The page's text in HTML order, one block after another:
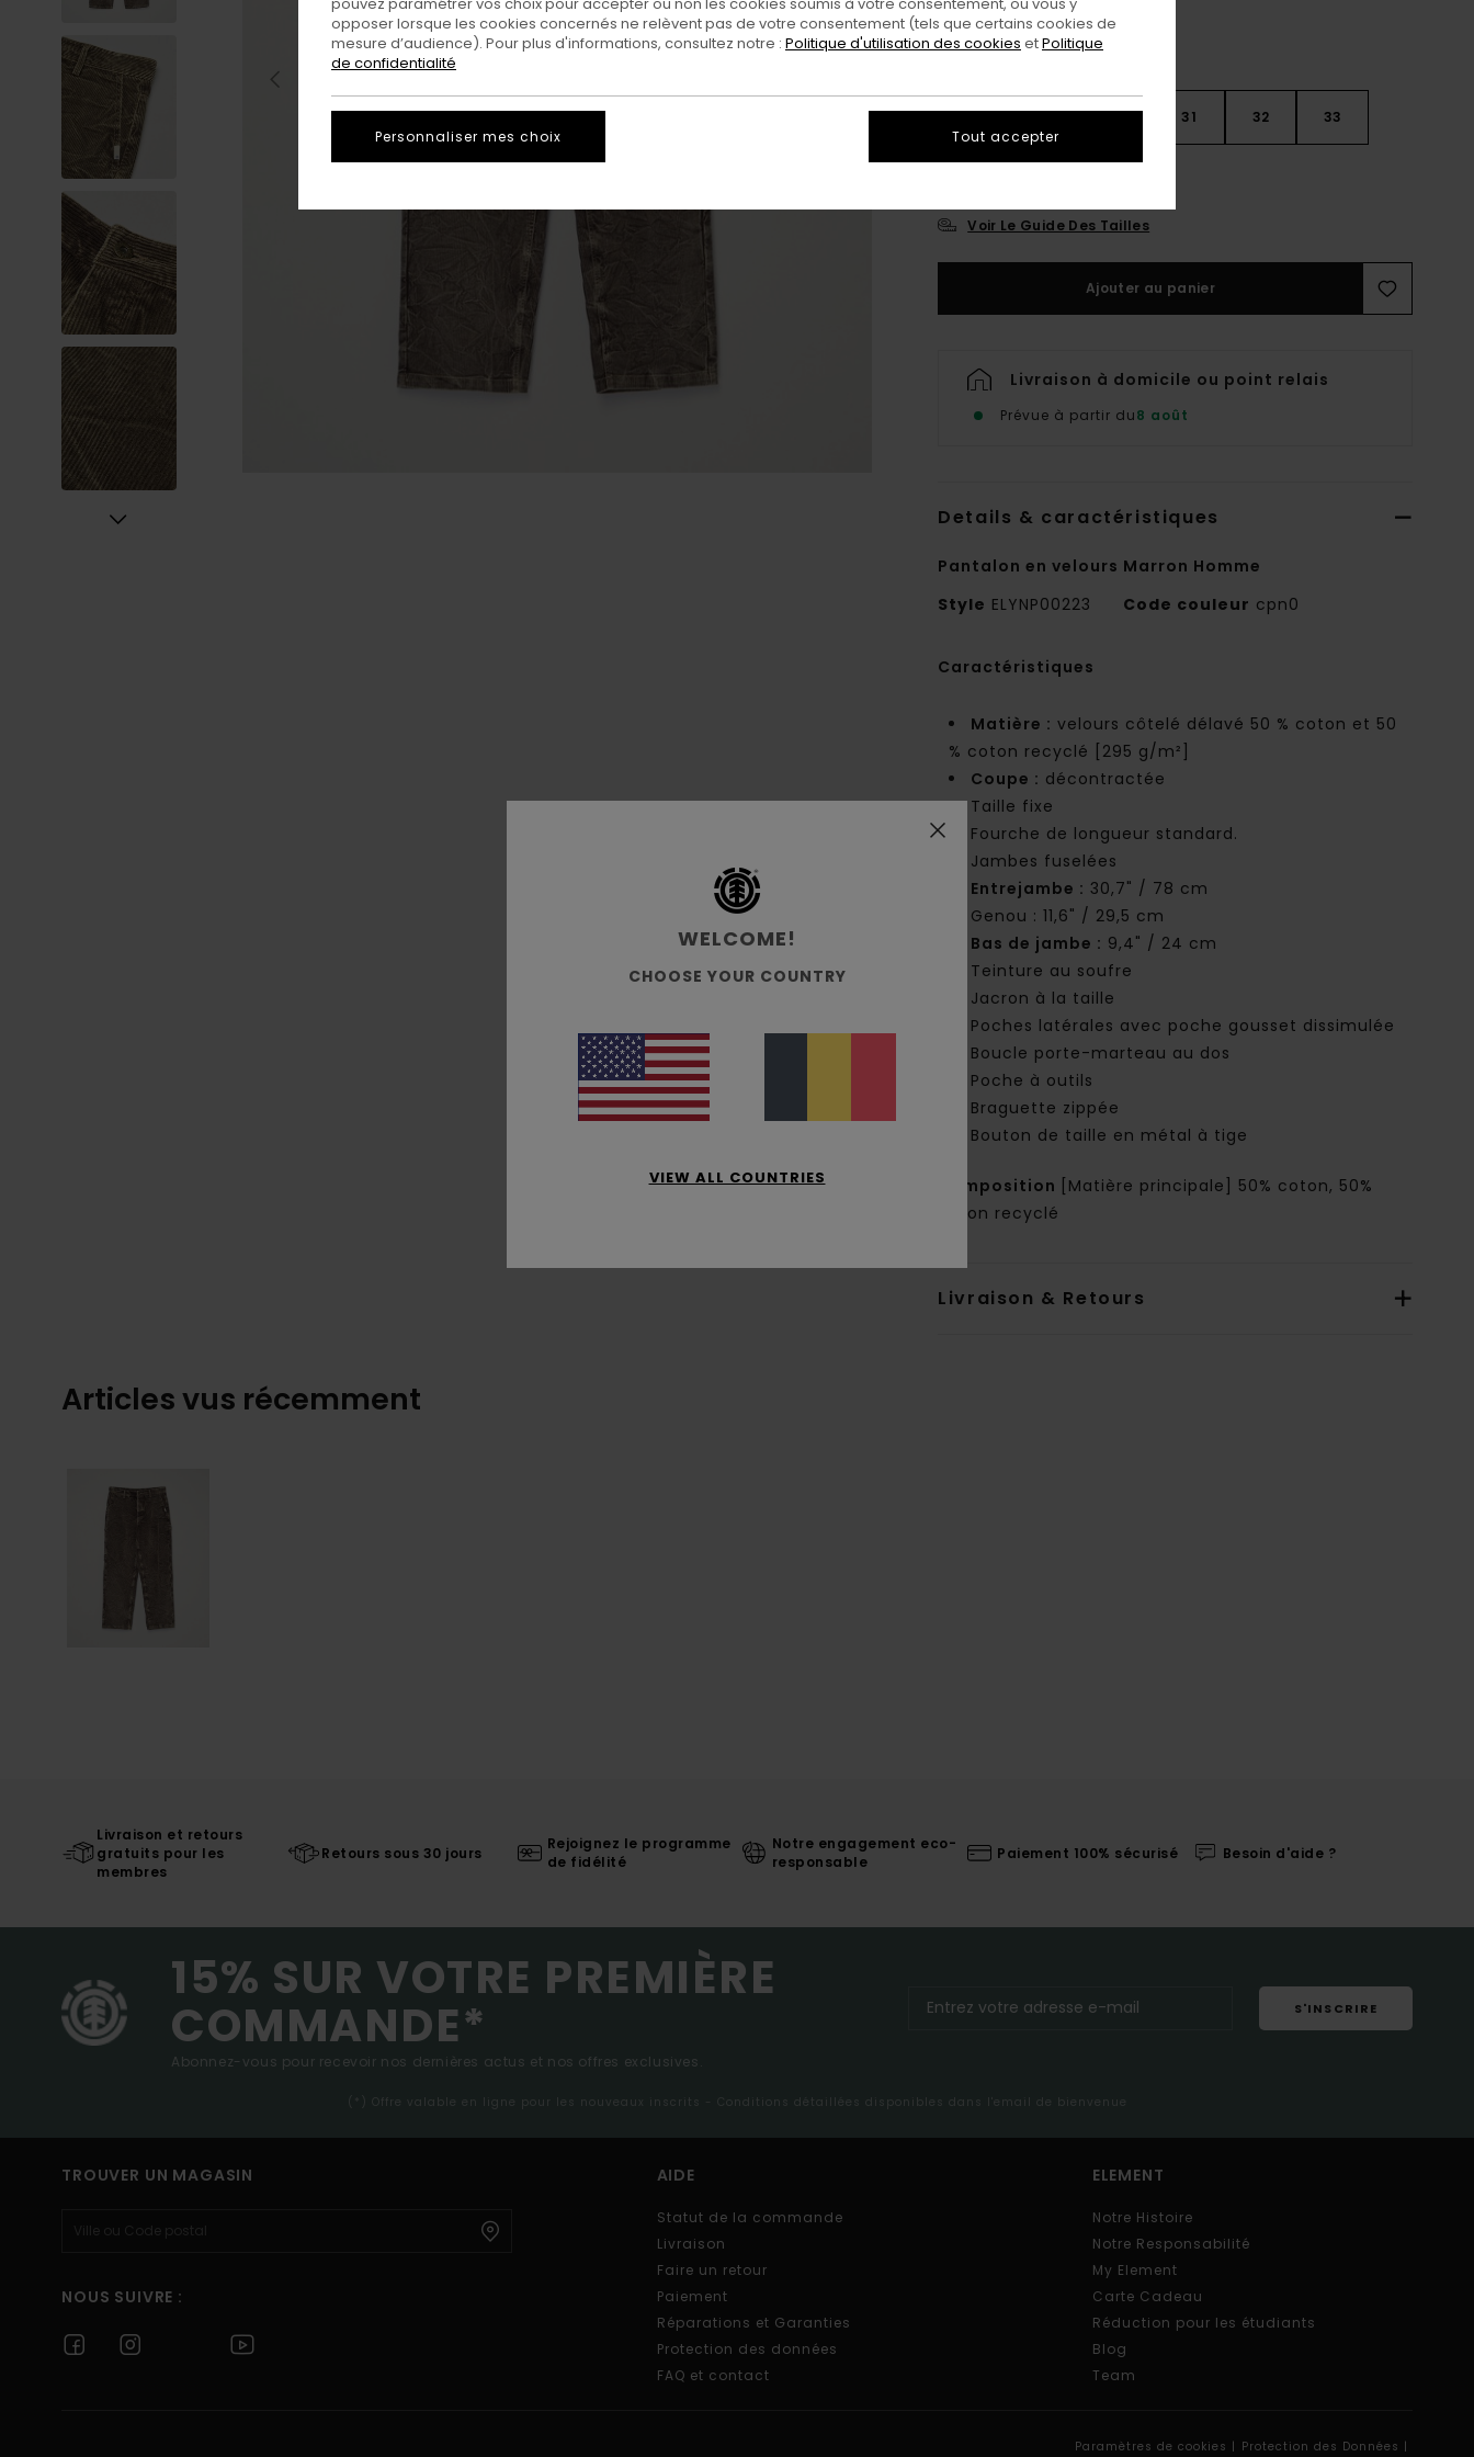
26 28 30 31 32 33
Voir Le Guide Des Tailles
Ajouter au panier
Livraison à domicile ou point relais
Prévue à partir du8 août
Details & caractéristiques
Pantalon en velours Marron Homme
Style ELYNP00223 Code couleur cpn0
Caractéristiques
Matière : velours côtelé délavé 50 % coton et 50
% coton recyclé [295 g/m²]
Coupe : décontractée
Taille fixe
Fourche de longueur standard.
Jambes fuselées
Entrejambe : 30,7" / 78 cm
Genou : 11,6" / 29,5 cm
Bas de jambe : 9,4" / 24 cm
Teinture au soufre
Jacron à la taille
Poches latérales avec poche gousset dissimulée
Boucle porte-marteau au dos
Poche à outils
Braguette zippée
Bouton de taille en métal à tige
Composition
[Matière principale] 50% coton, 50%
coton recyclé
Livraison & Retours
Articles vus récemment
Livraison et retours
gratuits pour les
membres
Retours sous 30 jours
Rejoignez le programme
de fidélité
Notre engagement eco-
responsable
Paiement 100% sécurisé Besoin d'aide ?
15% SUR VOTRE PREMIÈRE
COMMANDE*
Abonnez-vous pour recevoir nos dernières actus et nos offres exclusives.
S'INSCRIRE
(*) Offre valable en ligne pour les nouveaux inscrits - Conditions détaillées disponibles dans l'email de bienvenue
TROUVER UN MAGASIN
NOUS SUIVRE :
AIDE
Statut de la commande
Livraison
Faire un retour
Paiement
Réparations et Garanties
Protection des données
FAQ et contact
ELEMENT
Notre Histoire
Notre Responsabilité
My Element
Carte Cadeau
Réduction pour les étudiants
Blog
Team
Paramètres de cookies | Protection des Données |
WELCOME!
CHOOSE YOUR COUNTRY
VIEW ALL COUNTRIES
opposer lorsque les cookies concernés ne relèvent pas de votre consentement (tels que certains cookies de
mesure d’audience). Pour plus d'informations, consultez notre : Politique d'utilisation des cookies etPolitique
de confidentialité
Personnaliser mes choix Tout accepter